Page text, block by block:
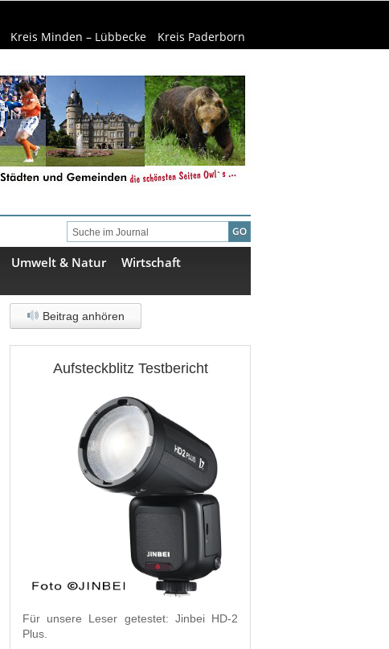
Kreis Minden – Lübbecke Kreis Paderborn
Umwelt & Natur
Wirtschaft
Beitrag anhören
Aufsteckblitz Testbericht
Für unsere Leser getestet: Jinbei HD-2
Plus.